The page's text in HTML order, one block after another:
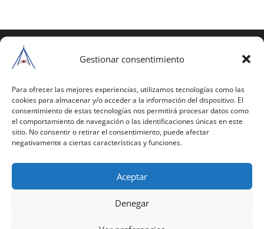
Gestionar consentimiento
Para ofrecer las mejores experiencias, utilizamos tecnologías como las
cookies para almacenar y/o acceder a la información del dispositivo. El
consentimiento de estas tecnologías nos permitirá procesar datos como
el comportamiento de navegación o las identificaciones únicas en este
sitio. No consentir o retirar el consentimiento, puede afectar
negativamente a ciertas características y funciones.
Aceptar
Denegar
reservados
estas páginas o parte de ellas, necesita pedir
autorización por escrito a Mario Gil Sánchez.
Todos los instrumentales están PATENTADOS.
Web inaugurada en 2002 (última actualización en
Política de Privacidad